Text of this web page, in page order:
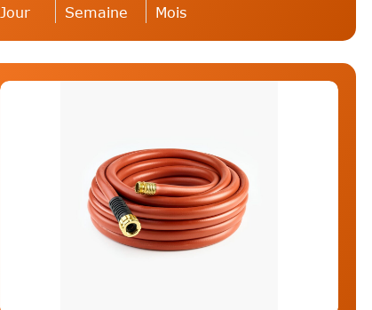
Palan
Chauffage Éléctrique
Jour Semaine Mois